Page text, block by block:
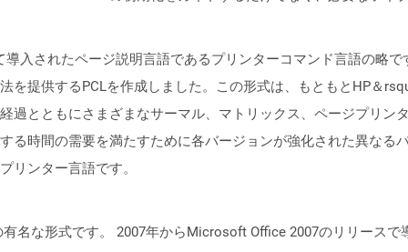
入されたページ説明言語であるプリンターコマンド言語の略
を提供するPCLを作成しました。この形式は、もともとHP＆
過とともにさまざまなサーマル、マトリックス、ページプリン
る時間の需要を満たすために各バージョンが強化された異なる
リンター言語です。
名な形式です。 2007年からMicrosoft Office 2007のリリース